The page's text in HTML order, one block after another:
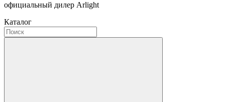
официальный дилер Arlight
Каталог